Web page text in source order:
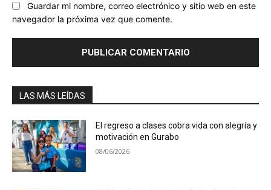
Guardar mi nombre, correo electrónico y sitio web en este
navegador la próxima vez que comente.
LAS MÁS LEÍDAS
El regreso a clases cobra vida con alegría y
motivación en Gurabo
08/06/2026